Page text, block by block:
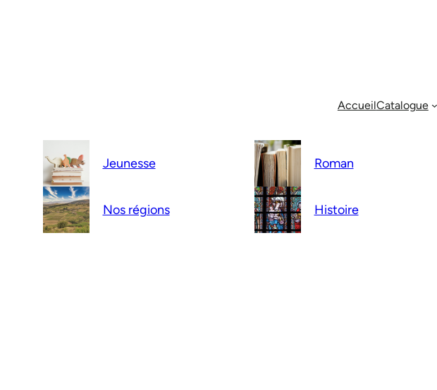
AccueilCatalogue
Jeunesse
Nos régions
Roman
Histoire